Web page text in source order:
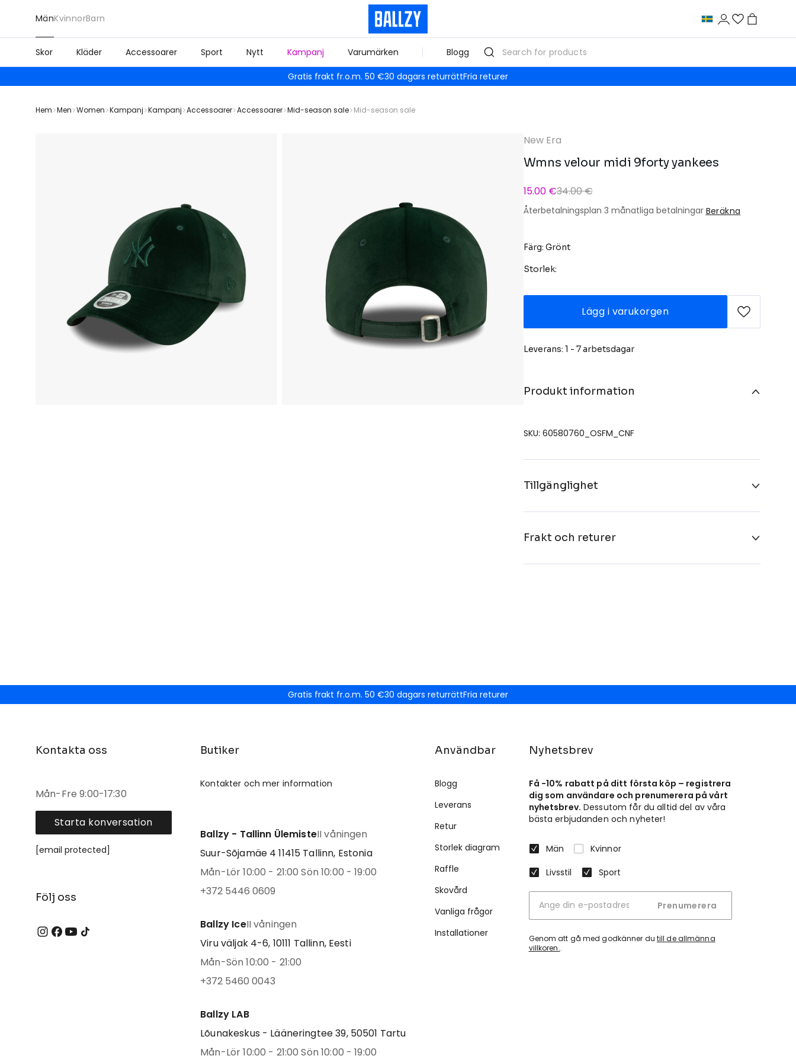
MänKvinnorBarn
Skor Kläder Accessoarer Sport Nytt Kampanj Varumärken Blogg
Gratis frakt fr.o.m. 50 €30 dagars returrättFria returer
Hem Men Women Kampanj Kampanj Accessoarer Accessoarer Mid-season sale Mid-season sale
New Era
Wmns velour midi 9forty yankees
15.00 €34.00 €
Återbetalningsplan 3 månatliga betalningar Beräkna
Färg: Grönt
Storlek:
Lägg i varukorgen
Leverans: 1 - 7 arbetsdagar
Produkt information
SKU: 60580760_OSFM_CNF
Tillgänglighet
Frakt och returer
Gratis frakt fr.o.m. 50 €30 dagars returrättFria returer
Kontakta oss
Mån-Fre 9:00-17:30
Starta konversation
[email protected]
Följ oss
Butiker
Kontakter och mer information
Ballzy - Tallinn ÜlemisteII våningen
Suur-Sõjamäe 4 11415 Tallinn, Estonia
Mån-Lör 10:00 - 21:00 Sön 10:00 - 19:00
+372 5446 0609
Ballzy IceII våningen
Viru väljak 4-6, 10111 Tallinn, Eesti
Mån-Sön 10:00 - 21:00
+372 5460 0043
Ballzy LAB
Lõunakeskus - Lääneringtee 39, 50501 Tartu
Mån-Lör 10:00 - 21:00 Sön 10:00 - 19:00
Användbar
Blogg
Leverans
Retur
Storlek diagram
Raffle
Skovård
Vanliga frågor
Installationer
Nyhetsbrev
Få -10% rabatt på ditt första köp – registrera
dig som användare och prenumerera på vårt
nyhetsbrev. Dessutom får du alltid del av våra
bästa erbjudanden och nyheter!
Män
Kvinnor
Livsstil
Sport
Prenumerera
Genom att gå med godkänner du till de allmänna
villkoren..